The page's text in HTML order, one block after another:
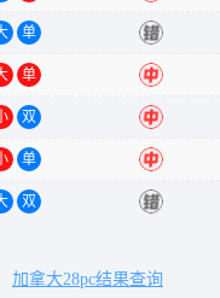
单 错
单 中
双 中
单 中
双 错
加拿大28pc结果查询